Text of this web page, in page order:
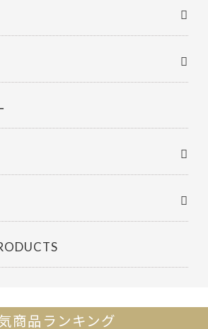
商品ランキング